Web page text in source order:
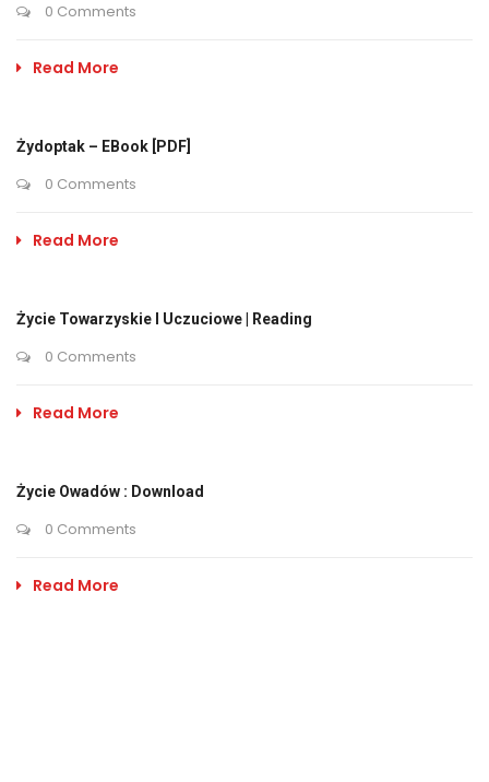
0 Comments
Read More
Żydoptak – EBook [PDF]
0 Comments
Read More
Życie Towarzyskie I Uczuciowe | Reading
0 Comments
Read More
Życie Owadów : Download
0 Comments
Read More